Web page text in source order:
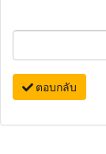
ตอบกลับ